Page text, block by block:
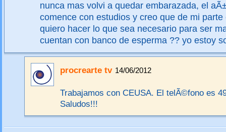
nunca mas volvi a quedar embarazada, el
comence con estudios y creo que de mi
quiero hacer lo que sea necesario para ser
cuentan con banco de esperma ?? yo estoy
procrearte tv 14/06/2012
Trabajamos con CEUSA. El telÃ©fono es
Saludos!!!